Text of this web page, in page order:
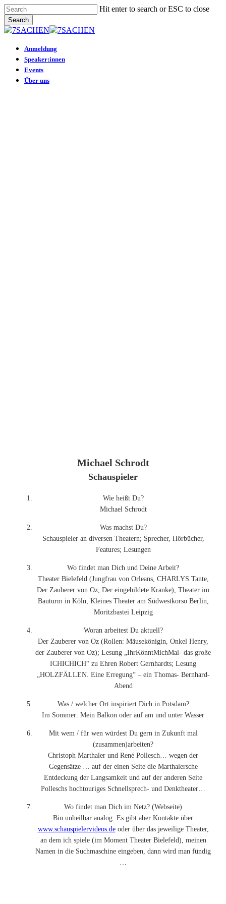
Skip
to
main
Hit enter to search or ESC to close
Search
Close
Menu
Anmeldung
Speaker:innen
Events
Über uns
Michael Schrodt
Schauspieler
Wie heißt Du?
Michael Schrodt
Was machst Du?
Schauspieler an diversen Theatern; Sprecher, Hörbücher,
Features; Lesungen
Wo findet man Dich und Deine Arbeit?
Theater Bielefeld (Jungfrau von Orleans, CHARLYS Tante,
Der Zauberer von Oz, Der eingebildete Kranke), Theater im
Bauturm in Köln, Kleines Theater am Südwestkorso Berlin,
Moritzbastei Leipzig
Woran arbeitest Du aktuell?
Der Zauberer von Oz (Rollen: Mäusekönigin, Onkel Henry,
der Zauberer von Oz); Lesung „IhrKönntMichMal- das große
ICHICHICH“ zu Ehren Robert Gernhardts; Lesung
„HOLZFÄLLEN. Eine Erregung“ – ein Thomas- Bernhard-
Abend
Was / welcher Ort inspiriert Dich in Potsdam?
Im Sommer: Mein Balkon oder auf am und unter Wasser
Mit wem / für wen würdest Du gern in Zukunft mal
(zusammen)arbeiten?
Christoph Marthaler und René Pollesch… wegen der
Gegensätze … auf der einen Seite die Marthalersche
Entdeckung der Langsamkeit und auf der anderen Seite
Polleschs hochtouriges Schnellsprech- und Denktheater…
Wo findet man Dich im Netz? (Webseite)
Bin unheilbar analog. Es gibt aber Kontakte über
www.schauspielervideos.deoder über das jeweilige Theater,
an dem ich spiele (im Moment Theater Bielefeld), meinen
Namen in die Suchmaschine eingeben, dann wird man fündig
…